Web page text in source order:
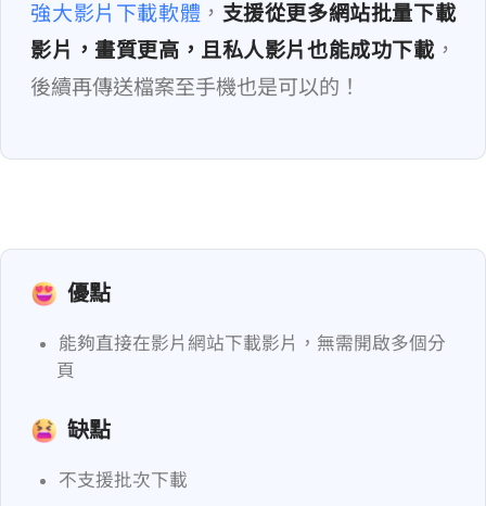
強大影片下載軟體 ， 支援從更多網站批量下載
影片，畫質更高，且私人影片也能成功下載，
後續再傳送檔案至手機也是可以的！
優點
能夠直接在影片網站下載影片，無需開啟多個分
頁
缺點
不支援批次下載